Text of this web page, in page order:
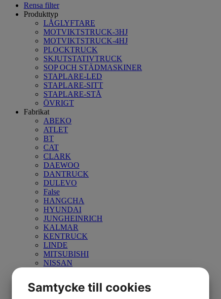
Rensa filter
Produkttyp
LÅGLYFTARE
MOTVIKTSTRUCK-3HJ
MOTVIKTSTRUCK-4HJ
PLOCKTRUCK
SKJUTSTATIVTRUCK
SOP OCH STÄDMASKINER
STAPLARE-LED
STAPLARE-SITT
STAPLARE-STÅ
ÖVRIGT
Fabrikat
ABEKO
ATLET
BT
CAT
CLARK
DAEWOO
DANTRUCK
DULEVO
False
HANGCHA
HYUNDAI
JUNGHEINRICH
KALMAR
KENTRUCK
LINDE
MITSUBISHI
NISSAN
NYK-NICHIYU
ROCKLA
Samtycke till cookies